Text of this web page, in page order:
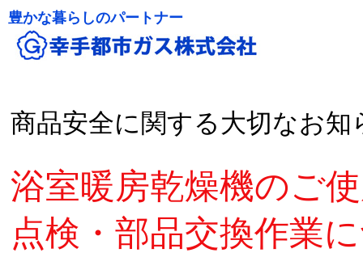
豊かな暮らしのパートナー
商品安全に関する大切なお知
浴室暖房乾燥機のご
点検・部品交換作業